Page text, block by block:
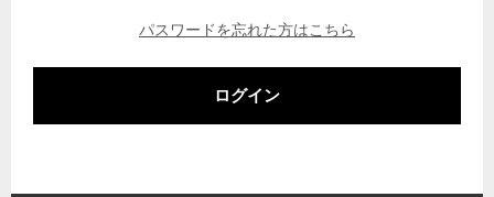
パスワードを忘れた方はこちら
ログイン